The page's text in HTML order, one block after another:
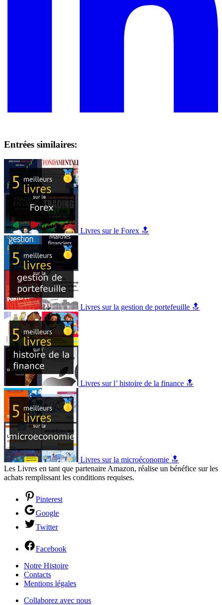
Entrées similaires:
Livres sur le Forex 🔝
Livres sur la gestion de portefeuille 🔝
Livres sur l’ histoire de la finance 🔝
Livres sur la microéconomie 🔝
Les Livres en tant que partenaire Amazon, réalise un bénéfice sur les
achats remplissant les conditions requises.
Pinterest
Google
Twitter
Facebook
Notre Histoire
Contacts
Mentions légales
Collaborez avec nous